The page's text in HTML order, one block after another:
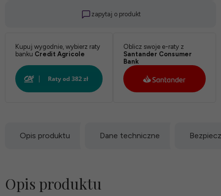
zapytaj o produkt
Kupuj wygodnie, wybierz raty
banku Credit Agricole
Oblicz swoje e-raty z
Santander Consumer
Bank
Opis produktu Dane techniczne
Opis produktu